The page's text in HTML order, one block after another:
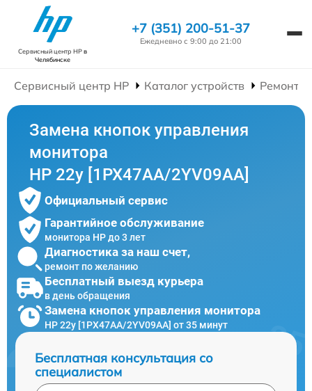
Сервисный центр HPв
Челябинске
+7 (351) 200-51-37
Ежедневно с 9:00 до 21:00
Сервисный центр HP Каталог устройств Ремонт
Замена кнопок управления
монитора
HP 22y [1PX47AA/2YV09AA]
Официальный сервис
Гарантийное обслуживание
монитора HP до 3 лет
Диагностика за наш счет,
ремонт по желанию
Бесплатный выезд курьера
в день обращения
Замена кнопок управления монитора
HP 22y [1PX47AA/2YV09AA] от 35 минут
Бесплатная консультация со
специалистом